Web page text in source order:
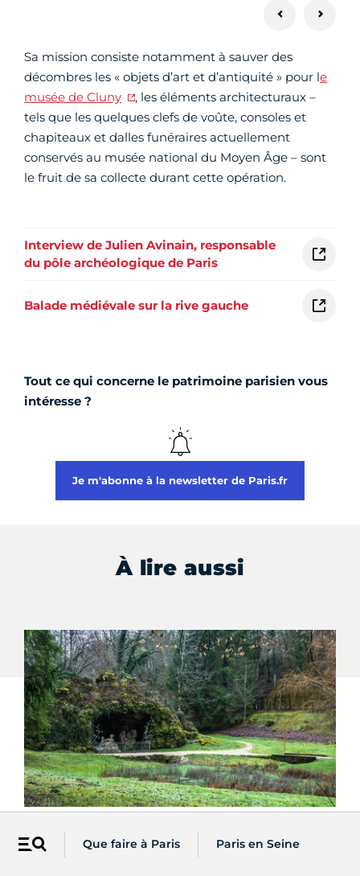
Menu Que faire à Paris Paris en Seine
Sa mission consiste notamment à sauver des
décombres les « objets d’art et d’antiquité » pour le
musée de Cluny
, les éléments architecturaux –
tels que les quelques clefs de voûte, consoles et
chapiteaux et dalles funéraires actuellement
conservés au musée national du Moyen Âge – sont
le fruit de sa collecte durant cette opération.
Interview de Julien Avinain, responsable
du pôle archéologique de Paris
Balade médiévale sur la rive gauche
Tout ce qui concerne le patrimoine parisien vous
intéresse ?
Je m'abonne à la newsletter de Paris.fr
À lire aussi
Source-Seine : un petit bout de Paris se
cache en Côte-d’Or…